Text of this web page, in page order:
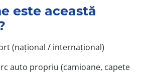
este această
(național / internațional)
auto propriu (camioane, capete